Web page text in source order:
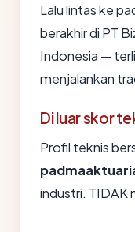
Lalu lintas ke
berakhir di PT
Indonesia —
menjalankan
Di luar skor
Profil teknis
industri. TIDAK